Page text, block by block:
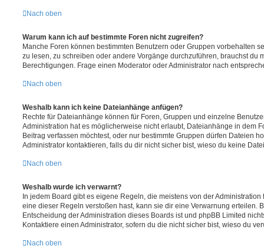
Nach oben
Warum kann ich auf bestimmte Foren nicht zugreifen?
Manche Foren können bestimmten Benutzern oder Gruppen vorbehalten
zu lesen, zu schreiben oder andere Vorgänge durchzuführen, brauchst du
Berechtigungen. Frage einen Moderator oder Administrator nach
Nach oben
Weshalb kann ich keine Dateianhänge anfügen?
Rechte für Dateianhänge können für Foren, Gruppen und einzelne
Administration hat es möglicherweise nicht erlaubt, Dateianhänge in dem
Beitrag verfassen möchtest, oder nur bestimmte Gruppen dürfen Dateien
Administrator kontaktieren, falls du dir nicht sicher bist, wieso du keine
Nach oben
Weshalb wurde ich verwarnt?
In jedem Board gibt es eigene Regeln, die meistens von der
eine dieser Regeln verstoßen hast, kann sie dir eine Verwarnung erteilen.
Entscheidung der Administration dieses Boards ist und phpBB Limited
Kontaktiere einen Administrator, sofern du die nicht sicher bist, wieso du
Nach oben